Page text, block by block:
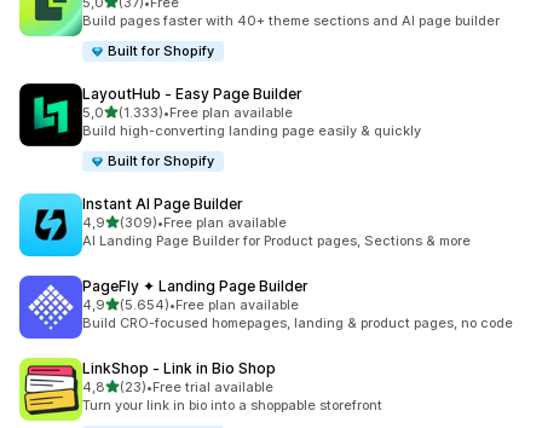
toplam 37 değerlendirme
Build pages faster with 40+ theme sections and AI page builder
Built for Shopify
LayoutHub ‑ Easy Page Builder
5,05 yıldız üzerinden
(1.333)
toplam 1333 değerlendirme
•Free plan available
Build high-converting landing page easily & quickly
Built for Shopify
Instant AI Page Builder
4,95 yıldız üzerinden
(309)
toplam 309 değerlendirme
•Free plan available
AI Landing Page Builder for Product pages, Sections & more
PageFly ✦ Landing Page Builder
4,95 yıldız üzerinden
(5.654)
toplam 5654 değerlendirme
•Free plan available
Build CRO-focused homepages, landing & product pages, no code
LinkShop ‑ Link in Bio Shop
4,85 yıldız üzerinden
(23)
toplam 23 değerlendirme
•Free trial available
Turn your link in bio into a shoppable storefront